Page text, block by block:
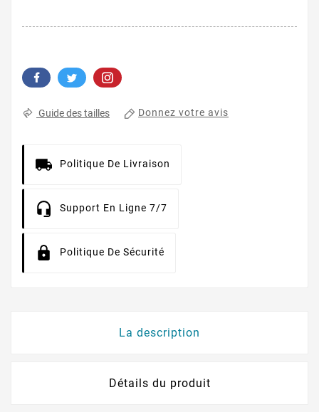
Guide des tailles Donnez votre avis
Politique De Livraison
Support En Ligne 7/7
Politique De Sécurité
La description
Détails du produit